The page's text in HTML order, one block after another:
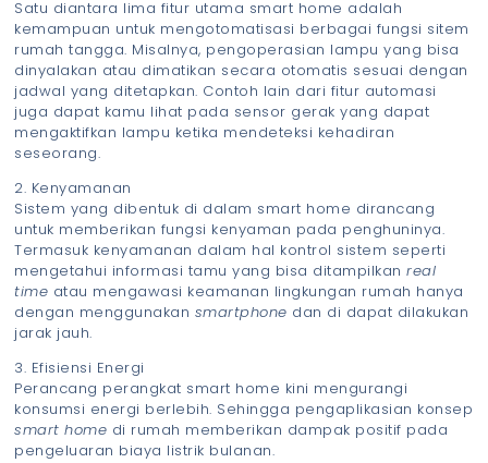
Satu diantara lima fitur utama smart home adalah
kemampuan untuk mengotomatisasi berbagai fungsi sitem
rumah tangga. Misalnya, pengoperasian lampu yang bisa
dinyalakan atau dimatikan secara otomatis sesuai dengan
jadwal yang ditetapkan. Contoh lain dari fitur automasi
juga dapat kamu lihat pada sensor gerak yang dapat
mengaktifkan lampu ketika mendeteksi kehadiran
seseorang.
Kenyamanan
Sistem yang dibentuk di dalam smart home dirancang
untuk memberikan fungsi kenyaman pada penghuninya.
Termasuk kenyamanan dalam hal kontrol sistem seperti
mengetahui informasi tamu yang bisa ditampilkanreal
time atau mengawasi keamanan lingkungan rumah hanya
dengan menggunakan smartphone dan di dapat dilakukan
jarak jauh.
Efisiensi Energi
Perancang perangkat smart home kini mengurangi
konsumsi energi berlebih. Sehingga pengaplikasian konsep
smart home di rumah memberikan dampak positif pada
pengeluaran biaya listrik bulanan.